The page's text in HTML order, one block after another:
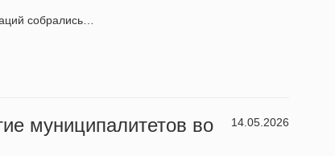
собрались…
муниципалитетов во
14.05.2026